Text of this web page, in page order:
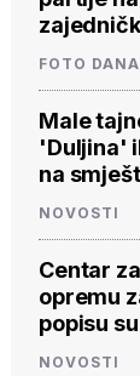
FOTO DANA
Male
'Duljina'
na
NOVOSTI
Centar
opremu
popisu
NOVOSTI